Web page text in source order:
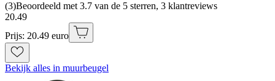
(3)Beoordeeld met 3.7 van de 5 sterren, 3 klantreviews
20.49
Prijs: 20.49 euro
Bekijk alles in muurbeugel